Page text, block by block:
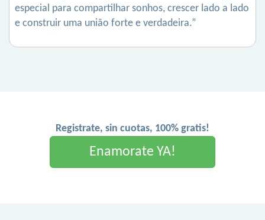
especial para compartilhar sonhos, crescer lado a lado
e construir uma união forte e verdadeira.”
Registrate, sin cuotas, 100% gratis!
Enamorate YA!